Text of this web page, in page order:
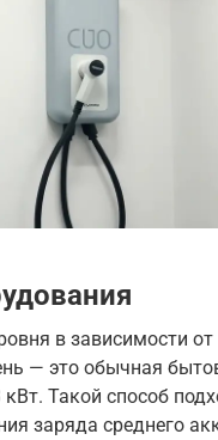
в зависимости
— это обычная
Такой способ
заряда среднего